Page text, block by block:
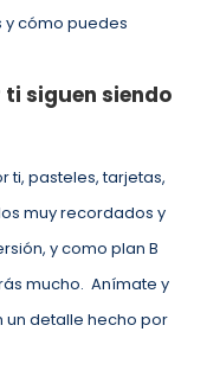
y cómo puedes
ti siguen siendo
ti, pasteles, tarjetas,
muy recordados y
y como plan B
mucho. Anímate y
un detalle hecho por